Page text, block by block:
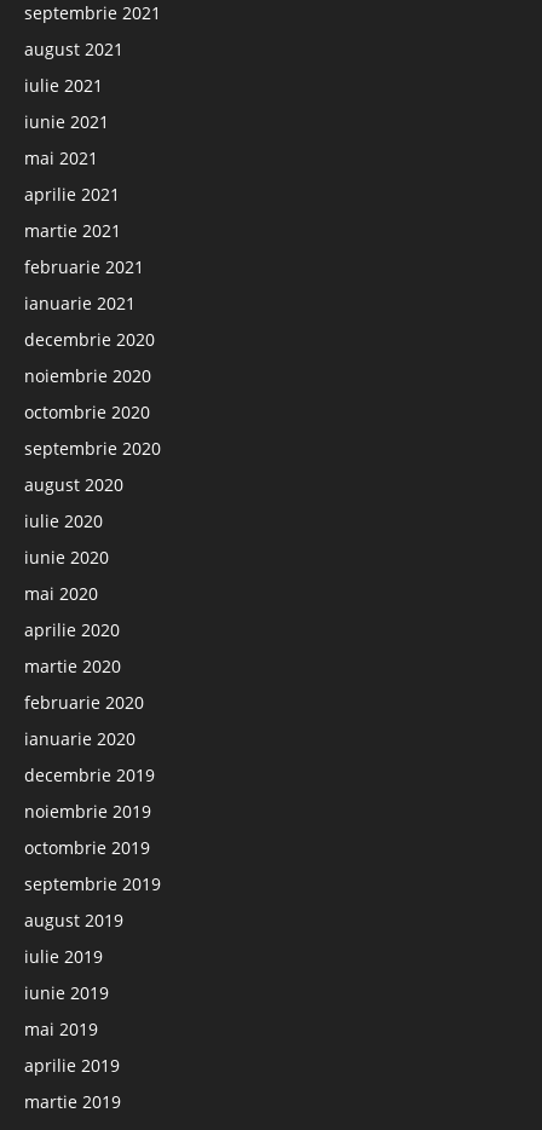
septembrie 2021
august 2021
iulie 2021
iunie 2021
mai 2021
aprilie 2021
martie 2021
februarie 2021
ianuarie 2021
decembrie 2020
noiembrie 2020
octombrie 2020
septembrie 2020
august 2020
iulie 2020
iunie 2020
mai 2020
aprilie 2020
martie 2020
februarie 2020
ianuarie 2020
decembrie 2019
noiembrie 2019
octombrie 2019
septembrie 2019
august 2019
iulie 2019
iunie 2019
mai 2019
aprilie 2019
martie 2019